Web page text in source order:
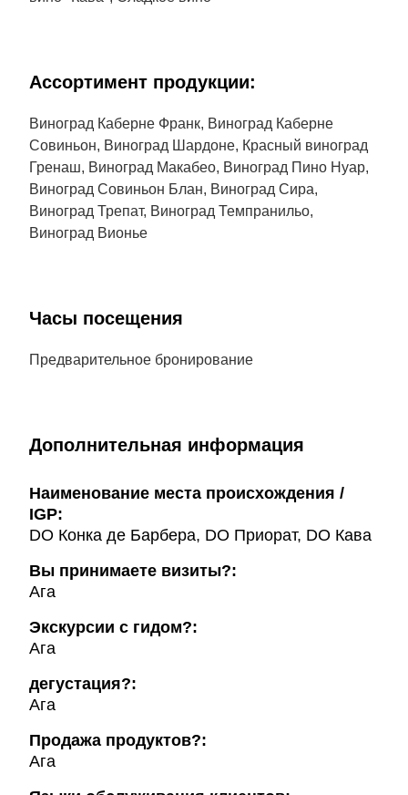
Aссортимент продукции:
Виноград Каберне Франк, Виноград Каберне
Совиньон, Виноград Шардоне, Красный виноград
Гренаш, Виноград Макабео, Виноград Пино Нуар,
Виноград Совиньон Блан, Виноград Сира,
Виноград Трепат, Виноград Темпранильо,
Виноград Вионье
Часы посещения
Предварительное бронирование
Дополнительная информация
Наименование места происхождения /
IGP:
DO Конка де Барбера, DO Приорат, DO Кава
Вы принимаете визиты?:
Ага
Экскурсии с гидом?:
Ага
дегустация?:
Ага
Продажа продуктов?:
Ага